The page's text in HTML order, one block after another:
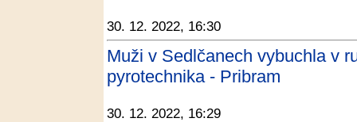
30. 12. 2022, 16:30
Muži v Sedlčanech vybuchla v
pyrotechnika - Pribram
30. 12. 2022, 16:29